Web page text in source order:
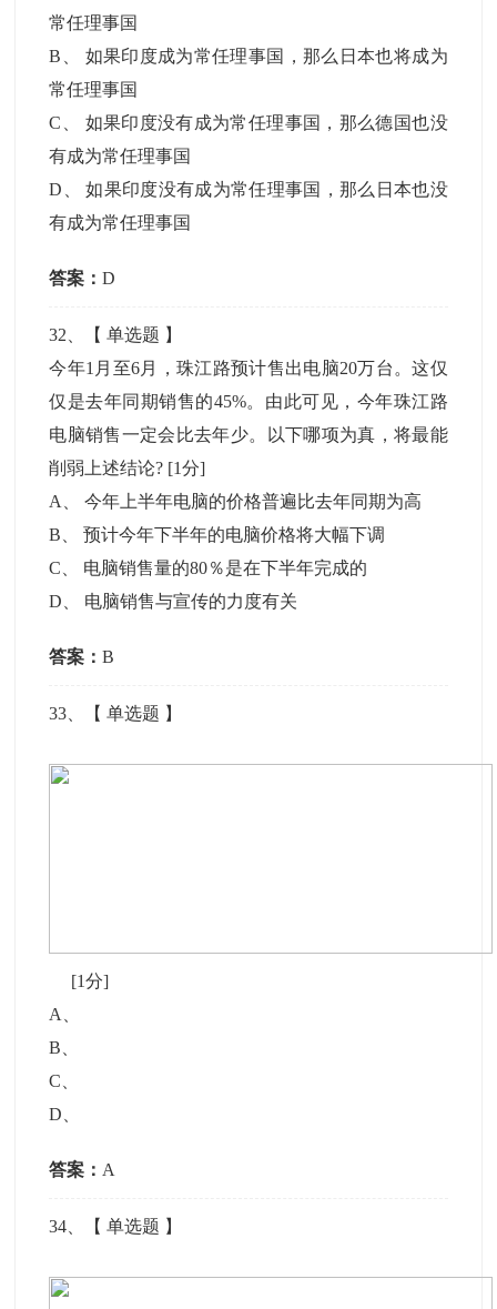
常任理事国
B
如果印度成为常任理事国，那么日本也将成为
常任理事国
C
如果印度没有成为常任理事国，那么德国也没
有成为常任理事国
D 、如果印度没有成为常任理事国，那么日本也没
有成为常任理事国
答案：D
32 、【单选题 】
今年1月至6月，珠江路预计售出电脑20万台。这仅
仅是去年同期销售的45%。由此可见，今年珠江路
电脑销售一定会比去年少。以下哪项为真，将最能
削弱上述结论? [1分]
A
、今年上半年电脑的价格普遍比去年同期为高
B 、预计今年下半年的电脑价格将大幅下调
C
电脑销售量的80％是在下半年完成的
D
电脑销售与宣传的力度有关
答案：B
33 、【单选题 】
[1分]
A
B
C
D
答案： A
34 、【单选题 】